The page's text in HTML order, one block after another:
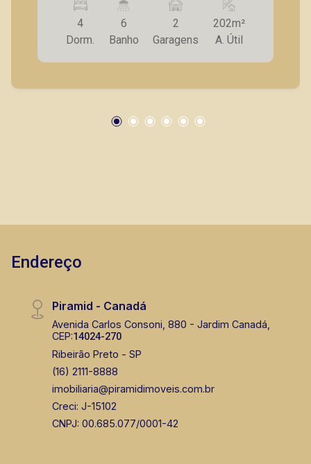
closet e climatizada - Banheiro Social completo
- Sala 2 ambientes - Lavabo - Sacada ampla
frente face sombra - Cozinha Planejada -
Lavanderia planejada - Suíte de empregada - 2
atender seus clientes com agilidade e
prontos, usados ou mesmo nos principais
4
Dorm.
6
Banho
2
Garagens
202m²
A. Útil
Endereço
Piramid - Canadá
Avenida Carlos Consoni, 880 - Jardim Canadá,
CEP:14024-270
Ribeirão Preto - SP
(16) 2111-8888
imobiliaria@piramidimoveis.com.br
Creci: J-15102
CNPJ: 00.685.077/0001-42